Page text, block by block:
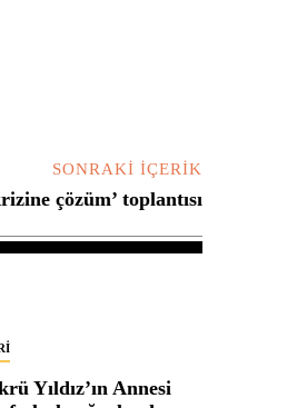
SONRAKI İÇERIK
çözüm’ toplantısı
Yıldız’ın Annesi